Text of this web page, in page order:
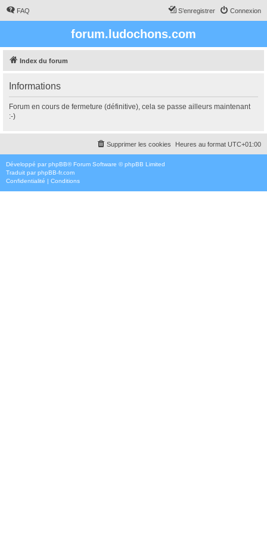
FAQ Connexion
S’enregistrer
forum.ludochons.com
Index du forum
Informations
Forum en cours de fermeture (définitive), cela se passe ailleurs maintenant
:-)
Heures au format UTC+01:00
Supprimer les cookies
Développé par phpBB® Forum Software © phpBB Limited
Traduit par phpBB-fr.com
Confidentialité | Conditions